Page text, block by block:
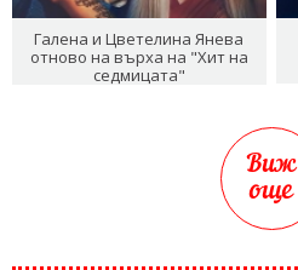
Галена и Цветелина Янева
отново на върха на "Хит на
седмицата"
Виж
още